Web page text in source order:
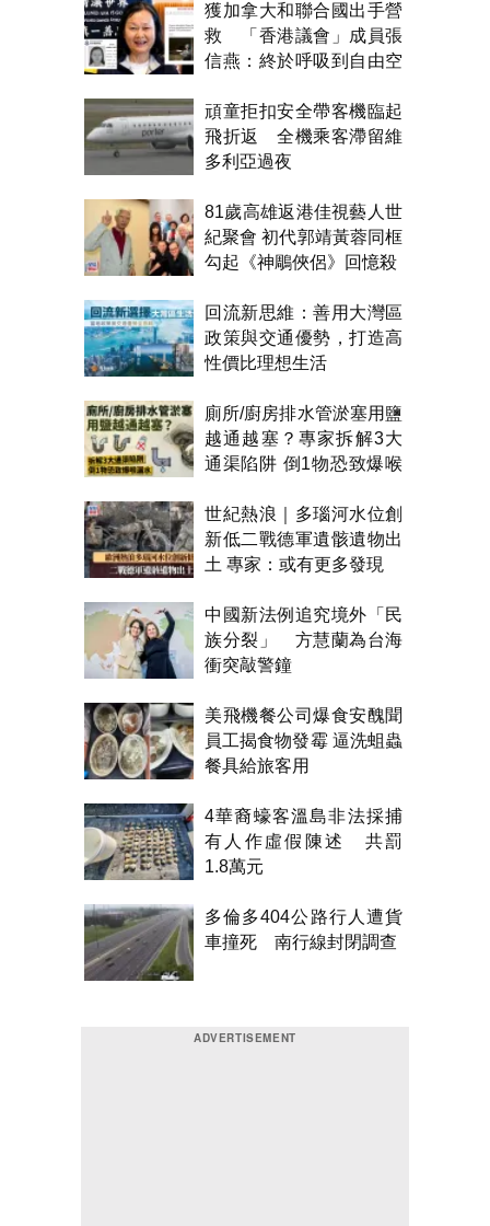
獲加拿大和聯合國出手營
救 「香港議會」成員張
信燕：終於呼吸到自由空
頑童拒扣安全帶客機臨起
飛折返 全機乘客滯留維
多利亞過夜
81歲高雄返港佳視藝人世
紀聚會 初代郭靖黃蓉同框
勾起《神鵰俠侶》回憶殺
回流新思維：善用大灣區
政策與交通優勢，打造高
性價比理想生活
廁所/廚房排水管淤塞用鹽
越通越塞？專家拆解3大
通渠陷阱 倒1物恐致爆喉
世紀熱浪｜多瑙河水位創
新低二戰德軍遺骸遺物出
土 專家：或有更多發現
中國新法例追究境外「民
族分裂」 方慧蘭為台海
衝突敲警鐘
美飛機餐公司爆食安醜聞
員工揭食物發霉 逼洗蛆蟲
餐具給旅客用
4華裔蠔客溫島非法採捕
有人作虛假陳述 共罰
1.8萬元
多倫多404公路行人遭貨
車撞死 南行線封閉調查